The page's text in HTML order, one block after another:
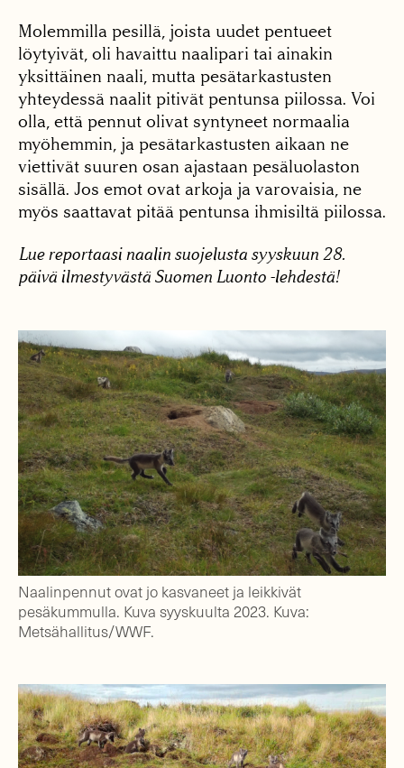
Molemmilla pesillä, joista uudet pentueet
löytyivät, oli havaittu naalipari tai ainakin
yksittäinen naali, mutta pesätarkastusten
yhteydessä naalit pitivät pentunsa piilossa. Voi
olla, että pennut olivat syntyneet normaalia
myöhemmin, ja pesätarkastusten aikaan ne
viettivät suuren osan ajastaan pesäluolaston
sisällä. Jos emot ovat arkoja ja varovaisia, ne
myös saattavat pitää pentunsa ihmisiltä piilossa.
Lue reportaasi naalin suojelusta syyskuun 28.
päivä ilmestyvästä Suomen Luonto -lehdestä!
Naalinpennut ovat jo kasvaneet ja leikkivät
pesäkummulla. Kuva syyskuulta 2023. Kuva:
Metsähallitus/WWF.